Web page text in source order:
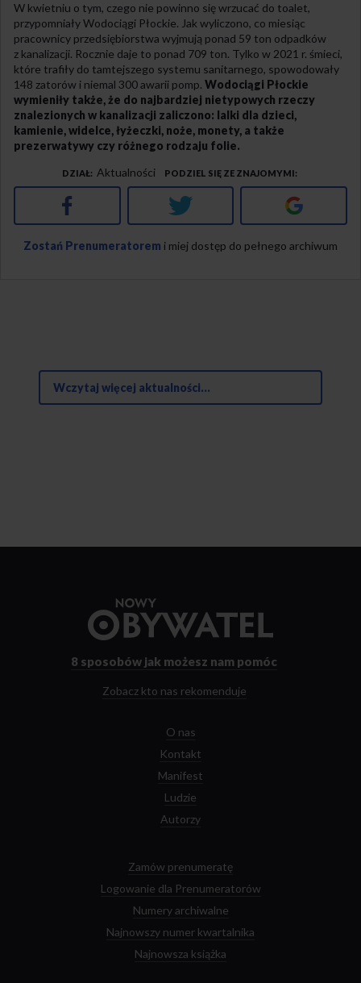
W kwietniu o tym, czego nie powinno się wrzucać do toalet,
przypomniały Wodociągi Płockie. Jak wyliczono, co miesiąc
pracownicy przedsiębiorstwa wyjmują ponad 59 ton odpadków
z kanalizacji. Rocznie daje to ponad 709 ton. Tylko w 2021 r. śmieci,
które trafiły do tamtejszego systemu sanitarnego, spowodowały
148 zatorów i niemal 300 awarii pomp. Wodociągi Płockie
wymieniły także, że do najbardziej nietypowych rzeczy
znalezionych w kanalizacji zaliczono: lalki dla dzieci,
kamienie, widelce, łyżeczki, noże, monety, a także
prezerwatywy czy różnego rodzaju folie.
DZIAŁ Aktualności PODZIEL SIĘ ZE ZNAJOMYMI
Facebook Twitter Google+
Zostań Prenumeratorem i miej dostęp do pełnego archiwum
Wczytaj więcej aktualności...
strony
8 sposobów jak możesz nam pomóc
Zobacz kto nas rekomenduje
O nas
Kontakt
Manifest
Ludzie
Autorzy
Zamów prenumeratę
Logowanie dla Prenumeratorów
Numery archiwalne
Najnowszy numer kwartalnika
Najnowsza książka